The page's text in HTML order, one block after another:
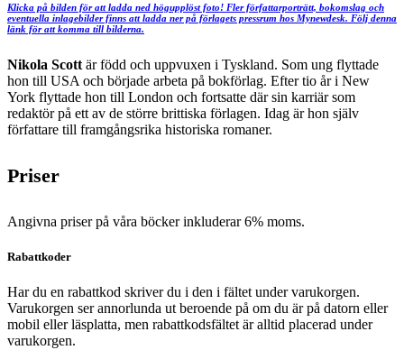
Klicka på bilden för att ladda ned högupplöst foto! Fler författarporträtt, bokomslag och
eventuella inlagebilder finns att ladda ner på förlagets pressrum hos Mynewdesk. Följ denna
länk för att komma till bilderna.
Nikola Scott är född och uppvuxen i Tyskland. Som ung flyttade
hon till USA och började arbeta på bokförlag. Efter tio år i New
York flyttade hon till London och fortsatte där sin karriär som
redaktör på ett av de större brittiska förlagen. Idag är hon själv
författare till framgångsrika historiska romaner.
Priser
Angivna priser på våra böcker inkluderar 6% moms.
Rabattkoder
Har du en rabattkod skriver du i den i fältet under varukorgen.
Varukorgen ser annorlunda ut beroende på om du är på datorn eller
mobil eller läsplatta, men rabattkodsfältet är alltid placerad under
varukorgen.